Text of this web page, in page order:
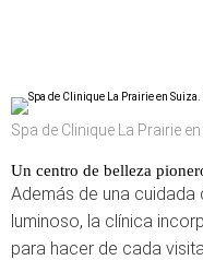
Spa de Clinique La Prairie
Un centro de belleza
Además de una
luminoso, la clínica
para hacer de cada